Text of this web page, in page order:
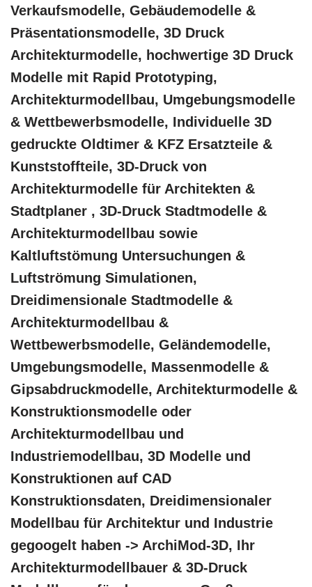
Verkaufsmodelle, Gebäudemodelle &
Präsentationsmodelle, 3D Druck
Architekturmodelle, hochwertige 3D Druck
Modelle mit Rapid Prototyping,
Architekturmodellbau, Umgebungsmodelle
& Wettbewerbsmodelle, Individuelle 3D
gedruckte Oldtimer & KFZ Ersatzteile &
Kunststoffteile, 3D-Druck von
Architekturmodelle für Architekten &
Stadtplaner , 3D-Druck Stadtmodelle &
Architekturmodellbau sowie
Kaltluftstömung Untersuchungen &
Luftströmung Simulationen,
Dreidimensionale Stadtmodelle &
Architekturmodellbau &
Wettbewerbsmodelle, Geländemodelle,
Umgebungsmodelle, Massenmodelle &
Gipsabdruckmodelle, Architekturmodelle &
Konstruktionsmodelle oder
Architekturmodellbau und
Industriemodellbau, 3D Modelle und
Konstruktionen auf CAD
Konstruktionsdaten, Dreidimensionaler
Modellbau für Architektur und Industrie
gegoogelt haben -> ArchiMod-3D, Ihr
Architekturmodellbauer & 3D-Druck